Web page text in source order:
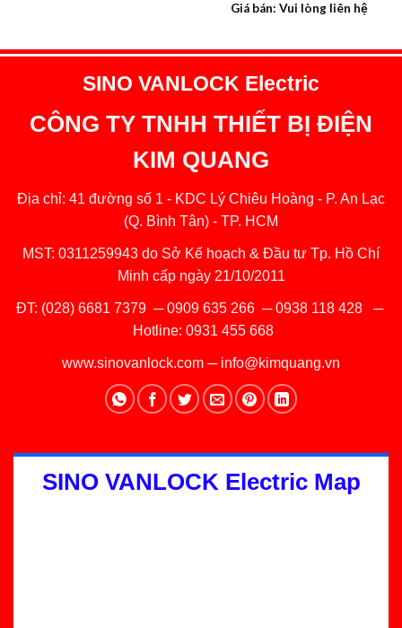
Giá bán: Vui lòng liên hệ
SINO VANLOCK Electric
CÔNG TY TNHH THIẾT BỊ ĐIỆN
KIM QUANG
Địa chỉ: 41 đường số 1 - KDC Lý Chiêu Hoàng - P. An Lạc
(Q. Bình Tân) - TP. HCM
MST: 0311259943 do Sở Kế hoạch & Đầu tư Tp. Hồ Chí
Minh cấp ngày 21/10/2011
ĐT: (028) 6681 7379 ─0909 635 266─0938 118 428─
Hotline: 0931 455 668
www.sinovanlock.com ─ info@kimquang.vn
SINO VANLOCK Electric Map